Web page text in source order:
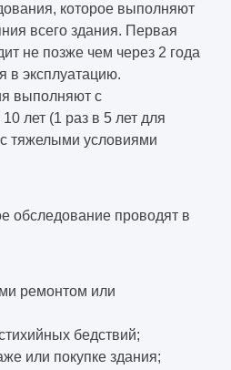
которое выполняют
всего здания. Первая
не позже чем через 2 года
в эксплуатацию.
выполняют с
лет (1 раз в 5 лет для
тяжелыми условиями
обследование проводят в
ремонтом или
бедствий;
или покупке здания;